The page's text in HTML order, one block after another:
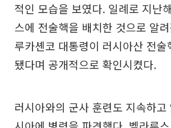
적인 모습을 보였다. 일례로 지난
스에 전술핵을 배치한 것으로 알
루카셴코 대통령이 러시아산 전술
됐다며 공개적으로 확인시켰다.
러시아와의 군사 훈련도 지속하